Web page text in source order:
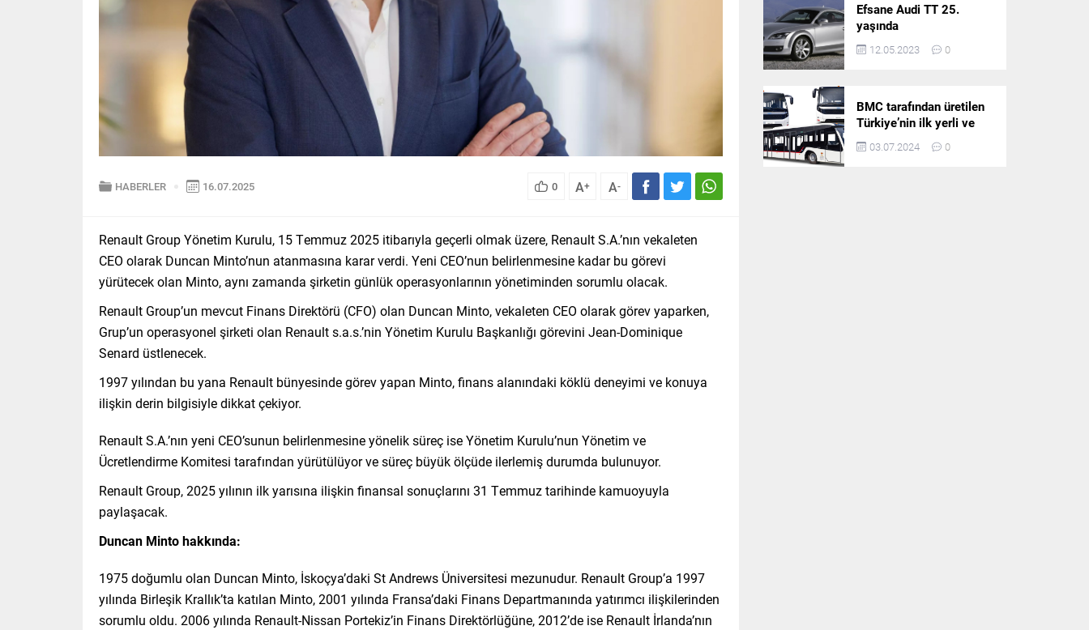
HABERLER 16.07.2025 0 A+ A-
Renault Group Yönetim Kurulu, 15 Temmuz 2025 itibarıyla geçerli olmak üzere, Renault S.A.’nın vekaleten
CEO olarak Duncan Minto’nun atanmasına karar verdi. Yeni CEO’nun belirlenmesine kadar bu görevi
yürütecek olan Minto, aynı zamanda şirketin günlük operasyonlarının yönetiminden sorumlu olacak.
Renault Group’un mevcut Finans Direktörü (CFO) olan Duncan Minto, vekaleten CEO olarak görev yaparken,
Grup’un operasyonel şirketi olan Renault s.a.s.’nin Yönetim Kurulu Başkanlığı görevini Jean-Dominique
Senard üstlenecek.
1997 yılından bu yana Renault bünyesinde görev yapan Minto, finans alanındaki köklü deneyimi ve konuya
ilişkin derin bilgisiyle dikkat çekiyor.
Renault S.A.’nın yeni CEO’sunun belirlenmesine yönelik süreç ise Yönetim Kurulu’nun Yönetim ve
Ücretlendirme Komitesi tarafından yürütülüyor ve süreç büyük ölçüde ilerlemiş durumda bulunuyor.
Renault Group, 2025 yılının ilk yarısına ilişkin finansal sonuçlarını 31 Temmuz tarihinde kamuoyuyla
paylaşacak.
Duncan Minto hakkında:
1975 doğumlu olan Duncan Minto, İskoçya’daki St Andrews Üniversitesi mezunudur. Renault Group’a 1997
yılında Birleşik Krallık’ta katılan Minto, 2001 yılında Fransa’daki Finans Departmanında yatırımcı ilişkilerinden
sorumlu oldu. 2006 yılında Renault-Nissan Portekiz’in Finans Direktörlüğüne, 2012’de ise Renault İrlanda’nın
Efsane Audi TT 25.
yaşında
12.05.2023 0
BMC tarafından üretilen
Türkiye’nin ilk yerli ve
milli apron otobüsü
Neoport’a yurt dışından
03.07.2024 0